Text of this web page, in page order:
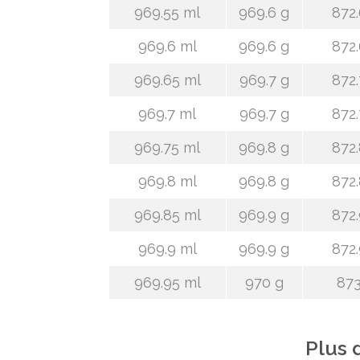
969.55 ml 969.6 g
969.6 ml
969.6 g
969.65 ml
969.7 g
969.7 ml
969.7 g
969.75 ml
969.8 g
969.8 ml
969.8 g
969.85 ml
969.9 g
969.9 ml
969.9 g
969.95 ml
970 g
Plus